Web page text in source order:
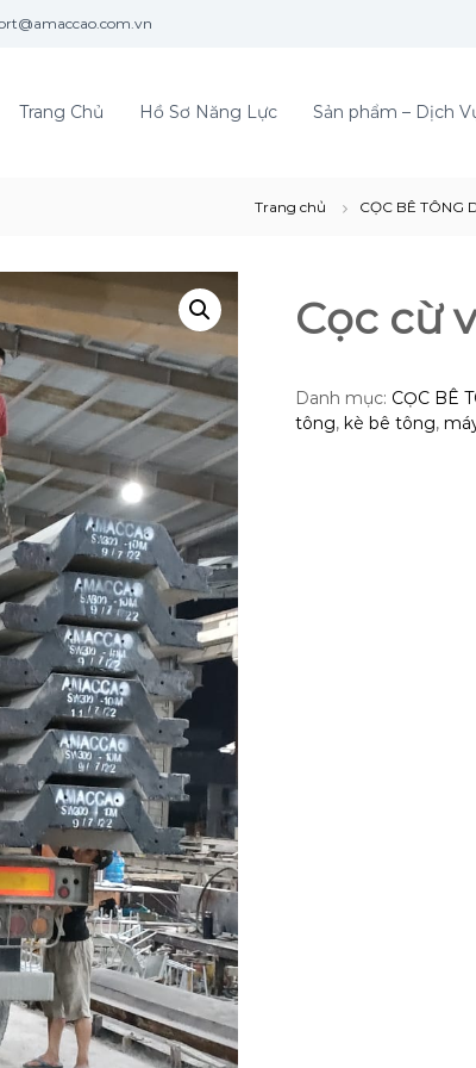
Trang Chủ Hồ Sơ Năng Lực Sản phẩm – Dịch
Trang chủ CỌC BÊ TÔNG
Cọc cừ
Danh mục: CỌC BÊ
tông, kè bê tông,